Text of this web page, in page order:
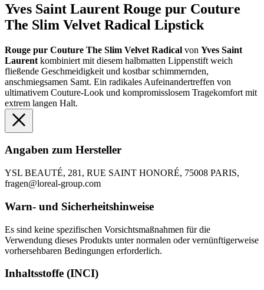
Yves Saint Laurent Rouge pur Couture
The Slim Velvet Radical Lipstick
Rouge pur Couture The Slim Velvet Radical von Yves Saint
Laurent kombiniert mit diesem halbmatten Lippenstift weich
fließende Geschmeidigkeit und kostbar schimmernden,
anschmiegsamen Samt. Ein radikales Aufeinandertreffen von
ultimativem Couture-Look und kompromisslosem Tragekomfort mit
extrem langen Halt.
Angaben zum Hersteller
YSL BEAUTÉ, 281, RUE SAINT HONORÉ, 75008 PARIS,
fragen@loreal-group.com
Warn- und Sicherheitshinweise
Es sind keine spezifischen Vorsichtsmaßnahmen für die
Verwendung dieses Produkts unter normalen oder vernünftigerweise
vorhersehbaren Bedingungen erforderlich.
Inhaltsstoffe (INCI)